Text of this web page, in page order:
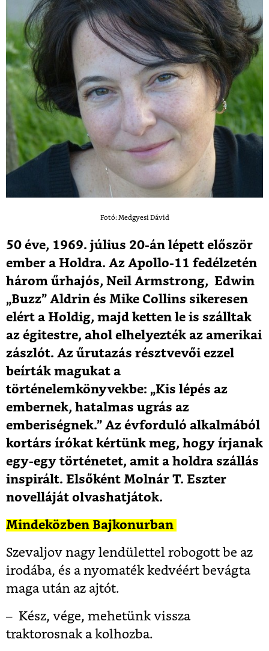
Fotó: Medgyesi Dávid
50 éve, 1969. július 20-án lépett először
ember a Holdra. Az Apollo-11 fedélzetén
három űrhajós, Neil Armstrong, Edwin
„Buzz” Aldrin és Mike Collins sikeresen
elért a Holdig, majd ketten le is szálltak
az égitestre, ahol elhelyezték az amerikai
zászlót. Az űrutazás résztvevői ezzel
beírták magukat a
történelemkönyvekbe: „Kis lépés az
embernek, hatalmas ugrás az
emberiségnek.” Az évforduló alkalmából
kortárs írókat kértünk meg, hogy írjanak
egy-egy történetet, amit a holdra szállás
inspirált. Elsőként Molnár T. Eszter
novelláját olvashatjátok.
Mindeközben Bajkonurban
Szevaljov nagy lendülettel robogott be az
irodába, és a nyomaték kedvéért bevágta
maga után az ajtót.
– Kész, vége, mehetünk vissza
traktorosnak a kolhozba.